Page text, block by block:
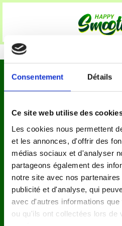
Consentement Détails
Ce site web utilise des
Les cookies nous permettent
et les annonces, d'offrir des
médias sociaux et d'analyser
partageons également des
notre site avec nos
publicité et d'analyse, qui
avec d'autres informations
ou qu'ils ont collectées lors de
Nos
Instagram
Facebook
CGV
Mentions légales
Politique de confidentialité
Politique de remboursement